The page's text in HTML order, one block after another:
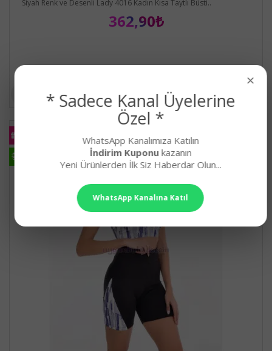
Siyah Renk ve Desenli Lady 4016 Kadın Kısa Taytlı Büsti..
362,90₺
×
* Sadece Kanal Üyelerine
Özel *
WhatsApp Kanalımıza Katılın
İndirim Kuponukazanın
Yeni Ürünlerden İlk Siz Haberdar Olun...
WhatsApp Kanalına Katıl